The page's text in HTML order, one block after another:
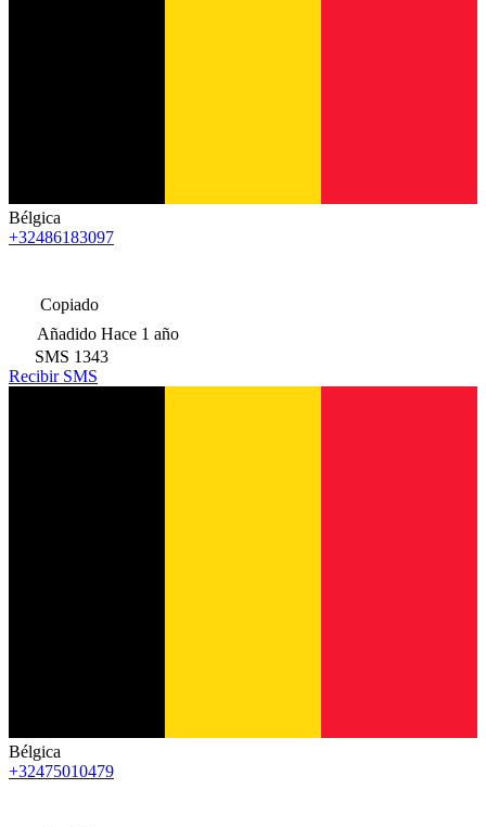
Bélgica
+32486183097
Copiado
Añadido Hace 1 año
SMS 1343
Recibir SMS
Bélgica
+32475010479